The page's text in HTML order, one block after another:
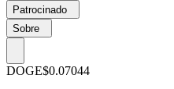
Patrocinado
Sobre
DOGE$0.07044